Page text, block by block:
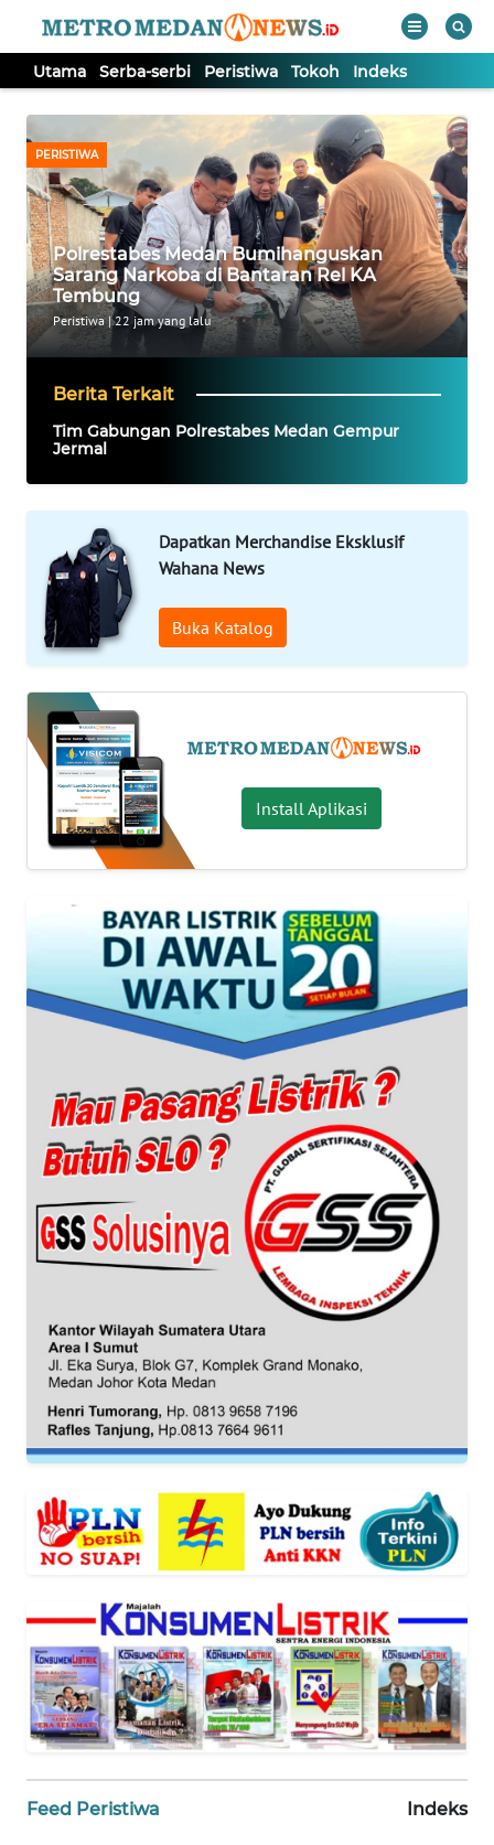
Utama Serba-serbi Peristiwa Tokoh Indeks
PERISTIWA
Polrestabes Medan Bumihanguskan
Sarang Narkoba di Bantaran Rel KA
Tembung
Peristiwa|22 jam yang lalu
Berita Terkait
Tim Gabungan Polrestabes Medan Gempur
Jermal
Dapatkan Merchandise Eksklusif
Wahana News
Buka Katalog
Install Aplikasi
Feed Peristiwa Indeks
Tutup
UTAMA
SERBA-
SERBI
PERISTIWA
INDEKS
KONTAK
KAMI
TENTANG
KAMI
PEDOMAN
MEDIA
KARIR
Wahana
Regional
WN
SUMUT
JAKARTA
WN
JABAR
WN
WN
NTT
WN
KEPRI
WN
PAPUA
PAPUA